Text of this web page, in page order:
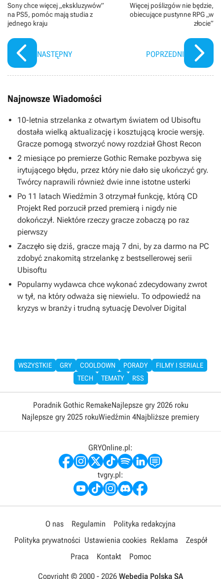
Sony chce więcej „ekskluzywów”
na PS5, pomóc mają studia z
jednego kraju
NASTĘPNY
Więcej poślizgów nie będzie,
obiecujące pustynne RPG „w
złocie”
POPRZEDNI
Najnowsze Wiadomości
10-letnia strzelanka z otwartym światem od Ubisoftu
dostała wielką aktualizację i kosztującą krocie wersję.
Gracze pomogą stworzyć nowy rozdział Ghost Recon
2 miesiące po premierze Gothic Remake pozbywa się
irytującego błędu, przez który nie dało się ukończyć gry.
Twórcy naprawili również dwie inne istotne usterki
Po 11 latach Wiedźmin 3 otrzymał funkcję, którą CD
Projekt Red porzucił przed premierą i nigdy nie
dokończył. Niektóre rzeczy gracze zobaczą po raz
pierwszy
Zaczęło się dziś, gracze mają 7 dni, by za darmo na PC
zdobyć znakomitą strzelankę z bestsellerowej serii
Ubisoftu
Popularny wydawca chce wykonać zdecydowany zwrot
w tył, na który odważa się niewielu. To odpowiedź na
kryzys w branży i trudną sytuację Devolver Digital
WSZYSTKIE GRY COOLDOWN PORADY
FILMY I SERIALE
TECH
TEMATY RSS
Poradnik Gothic RemakeNajlepsze gry 2026 roku
Najlepsze gry 2025 rokuWiedźmin 4Najbliższe premiery
GRYOnline.pl:
tvgry.pl:
O nas Regulamin
Polityka redakcyjna
Polityka prywatności Ustawienia cookies Reklama
Zespół
Praca
Kontakt Pomoc
Copyright © 2000 - 2026 Webedia Polska SA